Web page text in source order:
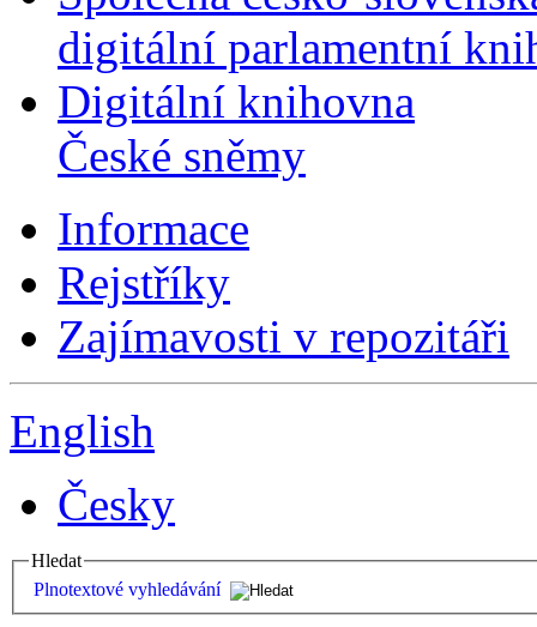
digitální parlamentní
Digitální knihovna
České sněmy
Informace
Rejstříky
Zajímavosti v repozitáři
English
Česky
Hledat
Plnotextové vyhledávání